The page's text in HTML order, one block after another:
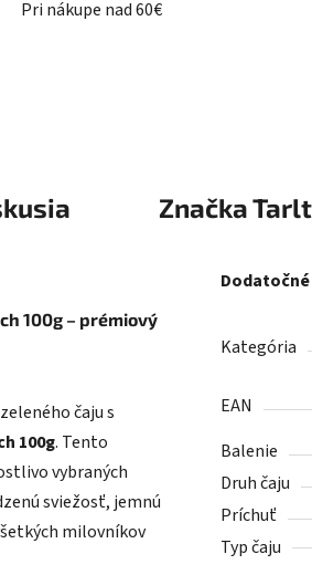
Pri nákupe nad 60€
Značka
100g – prémiový
čaju s
100g. Tento
vybraných
sviežosť, jemnú
milovníkov
Kategória
EAN
Balenie
Druh čaju
Príchuť
Typ čaju